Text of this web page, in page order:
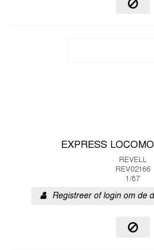
EXPRESS
REVELL
REV02166
1/87
Registreer of login om de